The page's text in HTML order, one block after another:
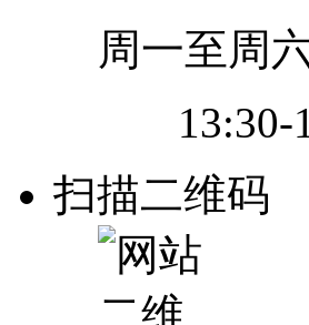
周一至周
13:30-
扫描二维码